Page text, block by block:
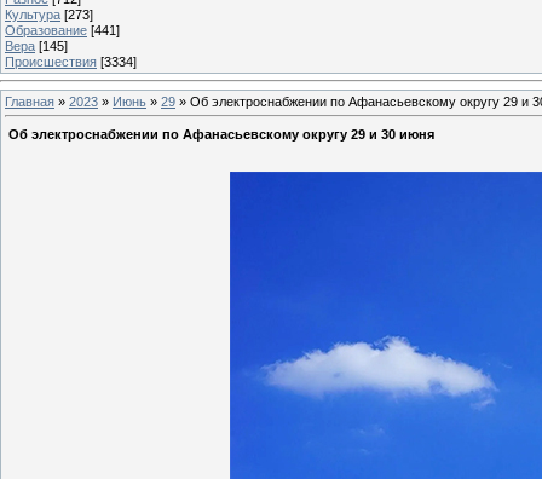
Культура [273]
Образование [441]
Вера [145]
Происшествия [3334]
Главная » 2023 » Июнь » 29 » Об электроснабжении по Афанасьевскому округу 29 и
Об электроснабжении по Афанасьевскому округу 29 и 30 июня